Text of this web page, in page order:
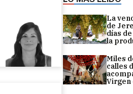
La
de
días
la
Miles
calles
Virgen